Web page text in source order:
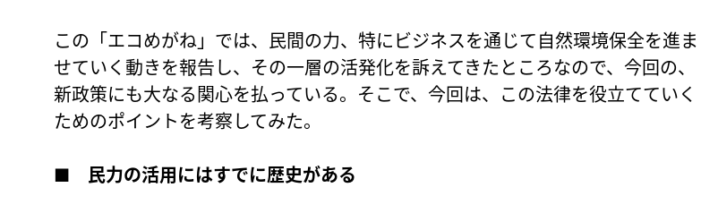
この「エコめがね」では、民間の力、特にビジネスを通じて自然環境保全を進ま
せていく動きを報告し、その一層の活発化を訴えてきたところなので、今回の、
新政策にも大なる関心を払っている。そこで、今回は、この法律を役立てていく
ためのポイントを考察してみた。
■ 民力の活用にはすでに歴史がある